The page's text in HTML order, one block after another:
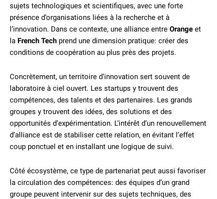
sujets technologiques et scientifiques, avec une forte
présence d’organisations liées à la recherche et à
l’innovation. Dans ce contexte, une alliance entre Orange et
la French Tech prend une dimension pratique: créer des
conditions de coopération au plus près des projets.
Concrètement, un territoire d’innovation sert souvent de
laboratoire à ciel ouvert. Les startups y trouvent des
compétences, des talents et des partenaires. Les grands
groupes y trouvent des idées, des solutions et des
opportunités d’expérimentation. L’intérêt d’un renouvellement
d’alliance est de stabiliser cette relation, en évitant l’effet
coup ponctuel et en installant une logique de suivi.
Côté écosystème, ce type de partenariat peut aussi favoriser
la circulation des compétences: des équipes d’un grand
groupe peuvent intervenir sur des sujets techniques, des